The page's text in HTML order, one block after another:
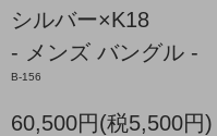
シルバー×K18
- メンズ バングル -
B-156
60,500円(税5,500円)